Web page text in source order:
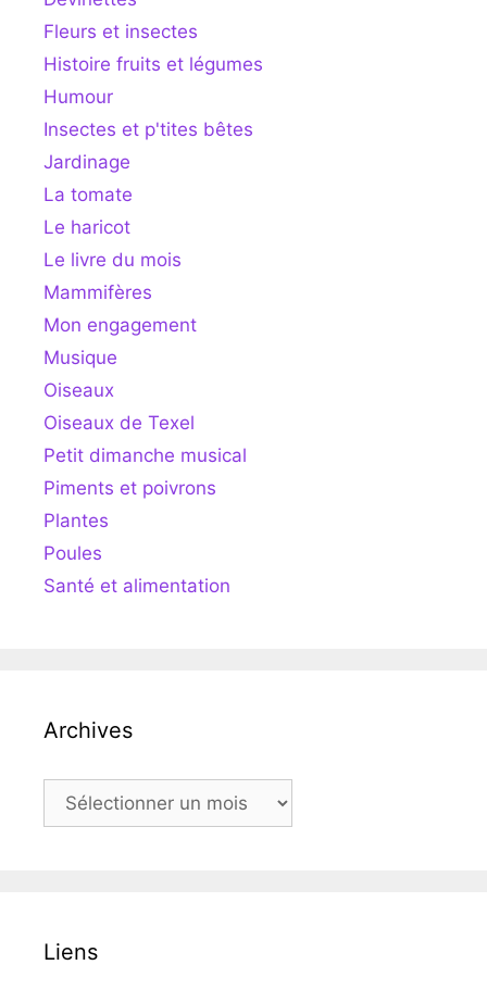
Fleurs et insectes
Histoire fruits et légumes
Humour
Insectes et p'tites bêtes
Jardinage
La tomate
Le haricot
Le livre du mois
Mammifères
Mon engagement
Musique
Oiseaux
Oiseaux de Texel
Petit dimanche musical
Piments et poivrons
Plantes
Poules
Santé et alimentation
Archives
Archives
Liens